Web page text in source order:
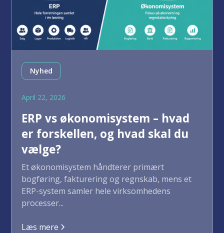
Nyhed
April 22, 2026
ERP vs økonomisystem – hvad
er forskellen, og hvad skal du
vælge?
Et økonomisystem håndterer primært
bogføring, fakturering og regnskab, mens et
ERP-system samler hele virksomhedens
processer...
Læs mere